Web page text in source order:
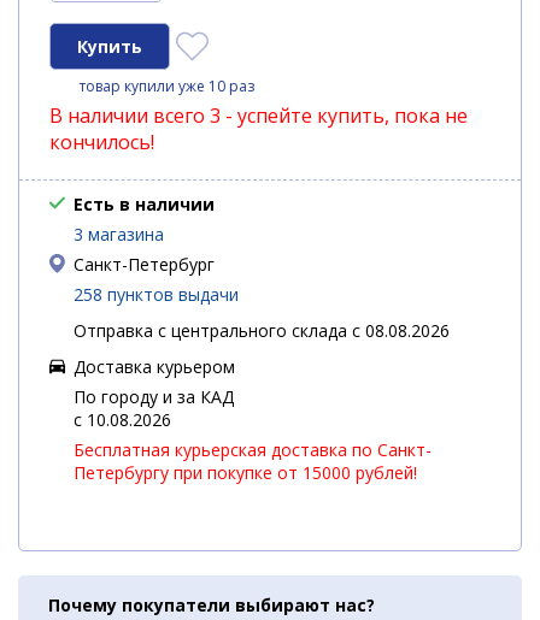
товар купили уже 10 раз
В наличии всего 3 - успейте купить, пока не
кончилось!
Есть в наличии
3 магазина
Санкт-Петербург
258 пунктов выдачи
Отправка с центрального склада с 08.08.2026
Доставка курьером
По городу и за КАД
c 10.08.2026
Бесплатная курьерская доставка по Санкт-
Петербургу при покупке от 15000 рублей!
Почему покупатели выбирают нас?